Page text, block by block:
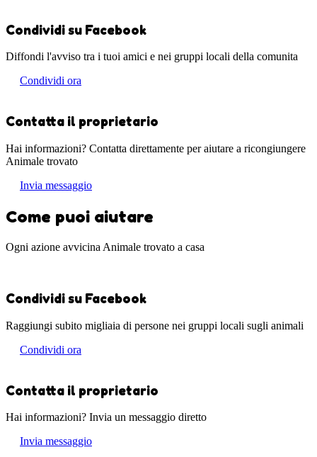
Condividi su Facebook
Diffondi l'avviso tra i tuoi amici e nei gruppi locali della comunita
Condividi ora
Contatta il proprietario
Hai informazioni? Contatta direttamente per aiutare a ricongiungere
Animale trovato
Invia messaggio
Come puoi aiutare
Ogni azione avvicina Animale trovato a casa
Condividi su Facebook
Raggiungi subito migliaia di persone nei gruppi locali sugli animali
Condividi ora
Contatta il proprietario
Hai informazioni? Invia un messaggio diretto
Invia messaggio